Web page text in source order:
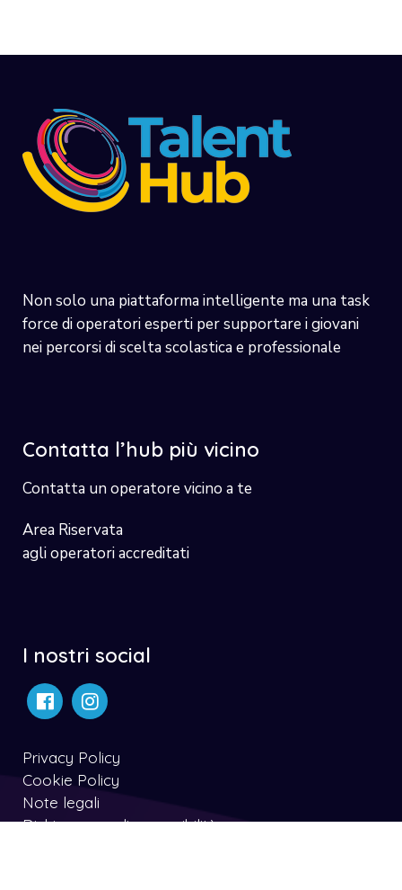
Non solo una piattaforma intelligente ma una task
force di operatori esperti per supportare i giovani
nei percorsi di scelta scolastica e professionale
Contatta l’hub più vicino
Contatta un operatore vicino a te
Area Riservata
agli operatori accreditati
I nostri social
Privacy Policy
Cookie Policy
Note legali
Dichiarazone di accessibilità